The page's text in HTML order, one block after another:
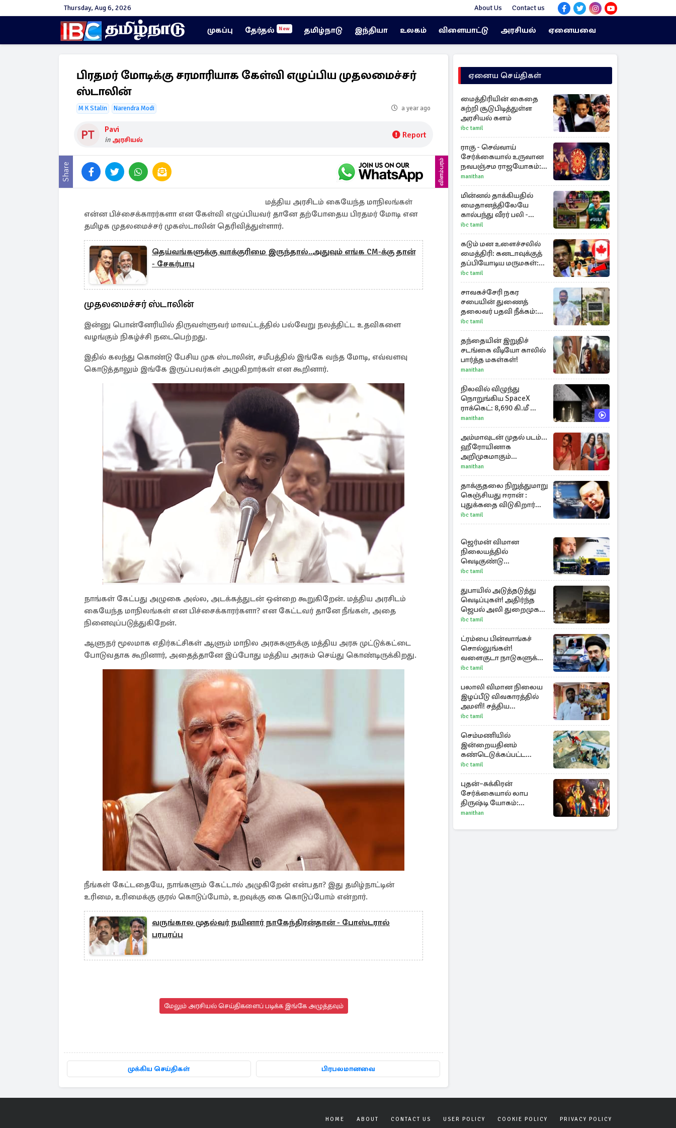
Thursday, Aug 6, 2026 About Us Contact us
முகப்பு தேர்தல் New தமிழ்நாடு இந்தியா உலகம் விளையாட்டு அரசியல் ஏனையவை
பிரதமர் மோடிக்கு சரமாரியாக கேள்வி எழுப்பிய முதலமைச்சர்
ஸ்டாலின்
M K Stalin Narendra Modi a year ago
Pavi
in அரசியல் Report
Share விளம்பரம்
மத்திய அரசிடம் கையேந்த மாநிலங்கள்
என்ன பிச்சைக்காரர்களா என கேள்வி எழுப்பியவர் தானே தற்போதைய பிரதமர் மோடி என
தமிழக முதலமைச்சர் முகஸ்டாலின் தெரிவித்துள்ளார்.
தெய்வங்களுக்கு வாக்குரிமை இருந்தால்..அதுவும் எங்க CM-க்கு தான்
- சேகர்பாபு
முதலமைச்சர் ஸ்டாலின்
இன்னு பொன்னேரியில் திருவள்ளுவர் மாவட்டத்தில் பல்வேறு நலத்திட்ட உதவிகளை
வழங்கும் நிகழ்ச்சி நடைபெற்றது.
இதில் கலந்து கொண்டு பேசிய முக ஸ்டாலின், சமீபத்தில் இங்கே வந்த மோடி, எவ்வளவு
கொடுத்தாலும் இங்கே இருப்பவர்கள் அழுகிறார்கள் என கூறினார்.
நாங்கள் கேட்பது அழுகை அல்ல, அடக்கத்துடன் ஒன்றை கூறுகிறேன். மத்திய அரசிடம்
கையேந்த மாநிலங்கள் என பிச்சைக்காரர்களா? என கேட்டவர் தானே நீங்கள், அதை
நினைவுப்படுத்துகிறேன்.
ஆளுநர் மூலமாக எதிர்கட்சிகள் ஆளும் மாநில அரசுகளுக்கு மத்திய அரசு முட்டுக்கட்டை
போடுவதாக கூறினார், அதைத்தானே இப்போது மத்திய அரசும் செய்து கொண்டிருக்கிறது.
நீங்கள் கேட்டதையே, நாங்களும் கேட்டால் அழுகிறேன் என்பதா? இது தமிழ்நாட்டின்
உரிமை, உரிமைக்கு குரல் கொடுப்போம், உறவுக்கு கை கொடுப்போம் என்றார்.
வருங்கால முதல்வர் நயினார் நாகேந்திரன்தான் - போஸ்டரால்
பரபரப்பு
மேலும் அரசியல் செய்திகளைப் படிக்க இங்கே அழுத்தவும்
முக்கிய செய்திகள் பிரபலமானவை
ஏனைய செய்திகள்
மைத்திரியின் கைதை
சுற்றி சூடுபிடித்துள்ள
அரசியல் களம்
ibc tamil
ராகு - செவ்வாய்
சேர்க்கையால் உருவான
நவபஞ்சம ராஜயோகம்:
அதிர்ஷ்டம் பெறும் 3
ராசிகள்!
manithan
மின்னல் தாக்கியதில்
மைதானத்திலேயே
கால்பந்து வீரர் பலி -
அதிர்ச்சியில் ரசிகர்கள்
ibc tamil
கடும் மன உளைச்சலில்
மைத்திரி: கனடாவுக்குத்
தப்பியோடிய மருமகள்:
மகன் கொழும்பில்...!
ibc tamil
சாவகச்சேரி நகர
சபையின் துணைத்
தலைவர் பதவி நீக்கம்:
ஓகஸ்ட் 19 ஆம் திகதி
இறுதித் தீர்ப்பு
ibc tamil
தந்தையின் இறுதிச்
சடங்கை வீடியோ காலில்
பார்த்த மகள்கள்!
manithan
நிலவில் விழுந்து
நொறுங்கிய SpaceX
ராக்கெட்: 8,690 கி.மீ வேக
மோதலால் உருவான
புதிய பள்ளம்!
manithan
அம்மாவுடன் முதல் படம்...
ஹீரோயினாக
அறிமுகமாகும்
ஊர்வசியின் மகள்
தேஜலட்சுமி!
manithan
தாக்குதலை நிறுத்துமாறு
கெஞ்சியது ஈரான் :
புதுக்கதை விடுகிறார்
ட்ரம்ப்
ibc tamil
ஜெர்மன் விமான
நிலையத்தில்
வெடிகுண்டு
பொருத்தப்பட்ட ட்ரோன்!
தப்பியது உக்ரைன்
விமானம்
ibc tamil
துபாயில் அடுத்தடுத்து
வெடிப்புகள்! அதிர்ந்த
ஜெபல் அலி துறைமுகம்
அருகே
ibc tamil
ட்ரம்பை பின்வாங்கச்
சொல்லுங்கள்!
வளைகுடா நாடுகளுக்கு
ஈரான் தாக்குதல்
எச்சரிக்கை
ibc tamil
பலாலி விமான நிலைய
இழப்பீடு விவகாரத்தில்
அமளி! சத்திய
கடதாசியில் குளறுபடி
ibc tamil
செம்மணியில்
இன்றையதினம்
கண்டெடுக்கப்பட்ட
சான்றுப்பொருட்கள்
ibc tamil
புதன்–சுக்கிரன்
சேர்க்கையால் லாப
திருஷ்டி யோகம்:
அதிர்ஷ்டம் பெறும் டாப் 3
manithan
HOME ABOUT CONTACT US USER POLICY COOKIE POLICY PRIVACY POLICY